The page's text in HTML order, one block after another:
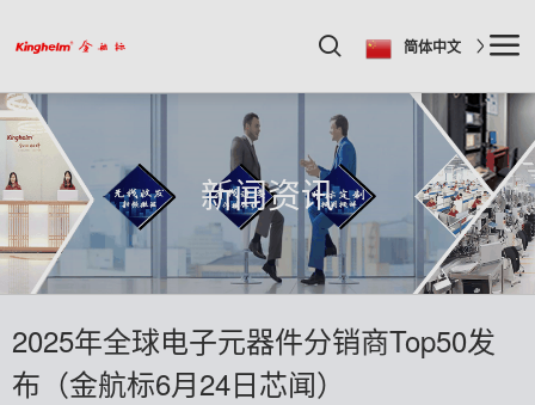
简体中文
新闻资讯
2025年全球电子元器件分销商Top50发
布（金航标6月24日芯闻）